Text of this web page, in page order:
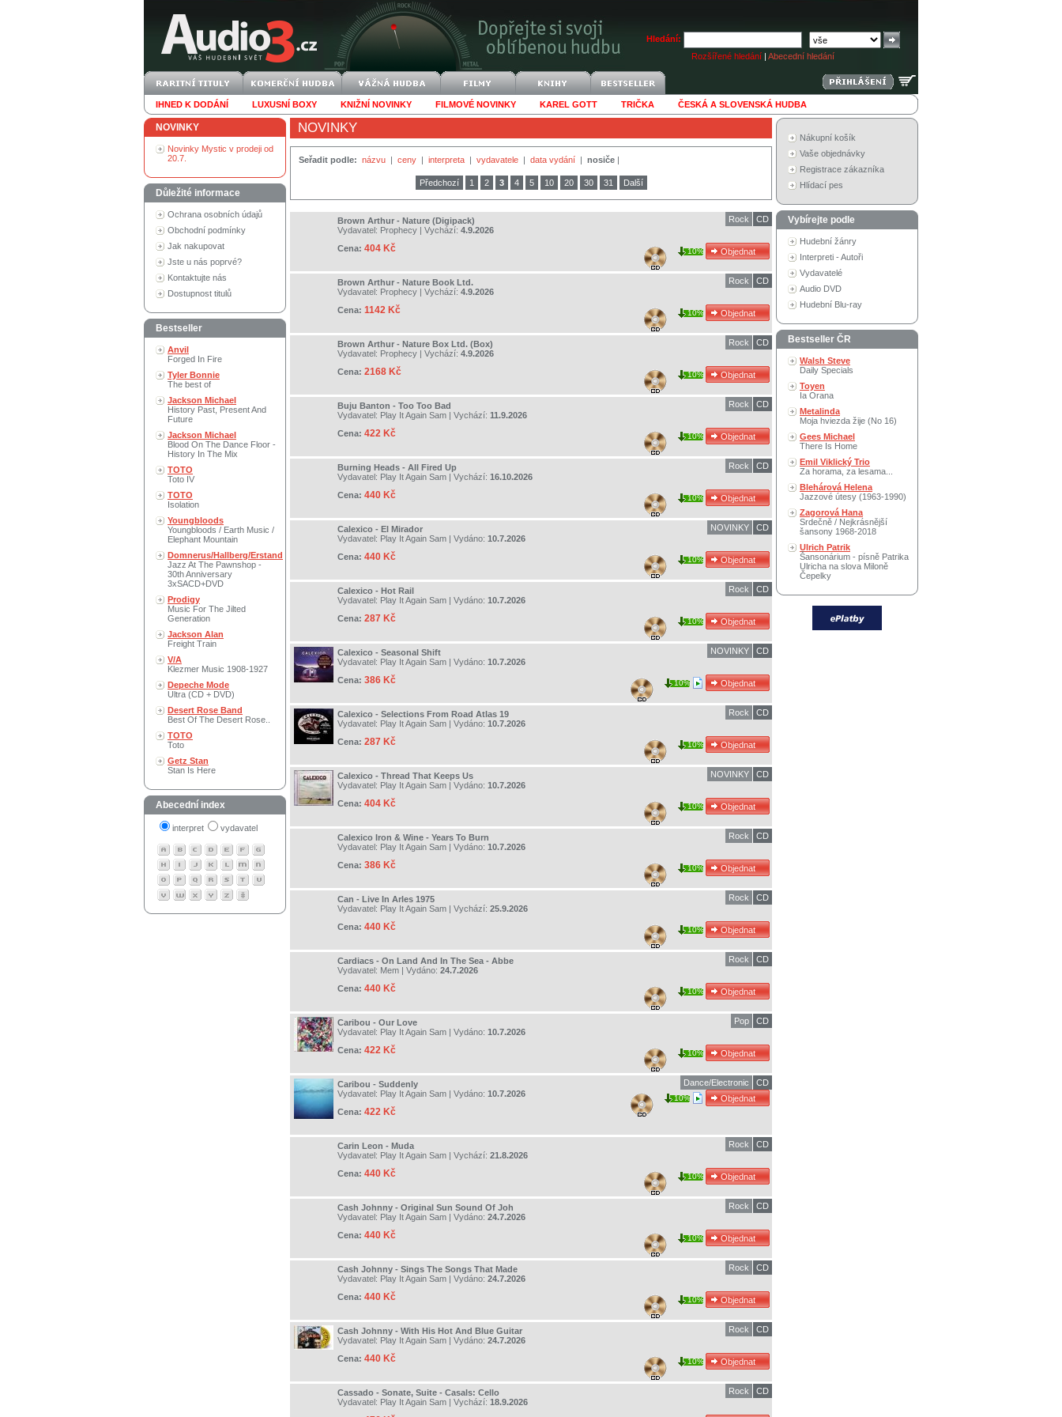
Hledání:
Rozšířené hledání | Abecední hledání
IHNED K DODÁNÍ LUXUSNÍ BOXY KNIŽNÍ NOVINKY FILMOVÉ NOVINKY KAREL GOTT TRIČKA ČESKÁ A SLOVENSKÁ HUDBA
NOVINKY
Novinky Mystic v prodeji od
20.7.
Důležité informace
Ochrana osobních údajů
Obchodní podmínky
Jak nakupovat
Jste u nás poprvé?
Kontaktujte nás
Dostupnost titulů
Bestseller
Anvil
Forged In Fire
Tyler Bonnie
The best of
Jackson Michael
History Past, Present And
Future
Jackson Michael
Blood On The Dance Floor -
History In The Mix
TOTO
Toto IV
TOTO
Isolation
Youngbloods
Youngbloods / Earth Music /
Elephant Mountain
Domnerus/Hallberg/Erstand
Jazz At The Pawnshop -
30th Anniversary
3xSACD+DVD
Prodigy
Music For The Jilted
Generation
Jackson Alan
Freight Train
V/A
Klezmer Music 1908-1927
Depeche Mode
Ultra (CD + DVD)
Desert Rose Band
Best Of The Desert Rose..
TOTO
Toto
Getz Stan
Stan Is Here
Abecední index
interpret vydavatel
NOVINKY
Seřadit podle: názvu | ceny | interpreta | vydavatele | data vydání | nosiče |
Předchozí 1 2 3 4 5 10 20 30 31 Další
Brown Arthur - Nature (Digipack)
Vydavatel: Prophecy | Vychází: 4.9.2026
Cena: 404 Kč
CD
Rock
10%
Brown Arthur - Nature Book Ltd.
Vydavatel: Prophecy | Vychází: 4.9.2026
Cena: 1142 Kč
CD
Rock
10%
Brown Arthur - Nature Box Ltd. (Box)
Vydavatel: Prophecy | Vychází: 4.9.2026
Cena: 2168 Kč
CD
Rock
10%
Buju Banton - Too Too Bad
Vydavatel: Play It Again Sam | Vychází: 11.9.2026
Cena: 422 Kč
CD
Rock
10%
Burning Heads - All Fired Up
Vydavatel: Play It Again Sam | Vychází: 16.10.2026
Cena: 440 Kč
CD
Rock
10%
Calexico - El Mirador
Vydavatel: Play It Again Sam | Vydáno: 10.7.2026
Cena: 440 Kč
CD
NOVINKY
10%
Calexico - Hot Rail
Vydavatel: Play It Again Sam | Vydáno: 10.7.2026
Cena: 287 Kč
CD
Rock
10%
Calexico - Seasonal Shift
Vydavatel: Play It Again Sam | Vydáno: 10.7.2026
Cena: 386 Kč
CD
NOVINKY
10%
Calexico - Selections From Road Atlas 19
Vydavatel: Play It Again Sam | Vydáno: 10.7.2026
Cena: 287 Kč
CD
Rock
10%
Calexico - Thread That Keeps Us
Vydavatel: Play It Again Sam | Vydáno: 10.7.2026
Cena: 404 Kč
CD
NOVINKY
10%
Calexico Iron & Wine - Years To Burn
Vydavatel: Play It Again Sam | Vydáno: 10.7.2026
Cena: 386 Kč
CD
Rock
10%
Can - Live In Arles 1975
Vydavatel: Play It Again Sam | Vychází: 25.9.2026
Cena: 440 Kč
CD
Rock
10%
Cardiacs - On Land And In The Sea - Abbe
Vydavatel: Mem | Vydáno: 24.7.2026
Cena: 440 Kč
CD
Rock
10%
Caribou - Our Love
Vydavatel: Play It Again Sam | Vydáno: 10.7.2026
Cena: 422 Kč
CD
Pop
10%
Caribou - Suddenly
Vydavatel: Play It Again Sam | Vydáno: 10.7.2026
Cena: 422 Kč
CD
Dance/Electronic
10%
Carin Leon - Muda
Vydavatel: Play It Again Sam | Vychází: 21.8.2026
Cena: 440 Kč
CD
Rock
10%
Cash Johnny - Original Sun Sound Of Joh
Vydavatel: Play It Again Sam | Vydáno: 24.7.2026
Cena: 440 Kč
CD
Rock
10%
Cash Johnny - Sings The Songs That Made
Vydavatel: Play It Again Sam | Vydáno: 24.7.2026
Cena: 440 Kč
CD
Rock
10%
Cash Johnny - With His Hot And Blue Guitar
Vydavatel: Play It Again Sam | Vydáno: 24.7.2026
Cena: 440 Kč
CD
Rock
10%
Cassado - Sonate, Suite - Casals: Cello
Vydavatel: Play It Again Sam | Vychází: 18.9.2026
CD
Rock
Nákupní košík
Vaše objednávky
Registrace zákazníka
Hlídací pes
Vybírejte podle
Hudební žánry
Interpreti - Autoři
Vydavatelé
Audio DVD
Hudební Blu-ray
Bestseller ČR
Walsh Steve
Daily Specials
Toyen
Ia Orana
Metalinda
Moja hviezda žije (No 16)
Gees Michael
There Is Home
Emil Viklický Trio
Za horama, za lesama...
Blehárová Helena
Jazzové útesy (1963-1990)
Zagorová Hana
Srdečně / Nejkrásnější
šansony 1968-2018
Ulrich Patrik
Šansonárium - písně Patrika
Ulricha na slova Miloně
Čepelky